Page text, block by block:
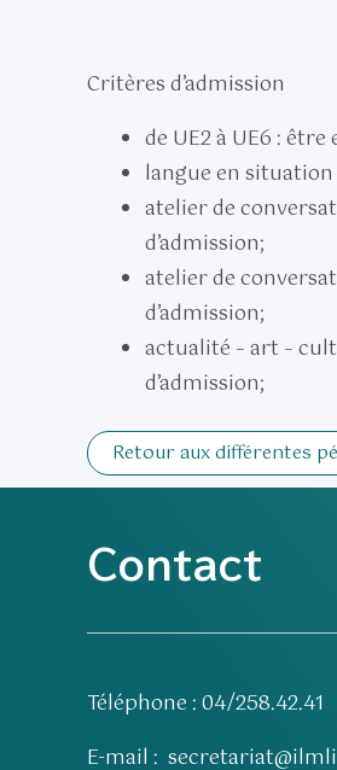
Critères d’admission
de UE2 à UE6 :
langue en situation
atelier de
d’admission;
atelier de
d’admission;
actualité – art –
d’admission;
Retour aux différentes
Contact
Téléphone : 04/258.42.41
E-mail :